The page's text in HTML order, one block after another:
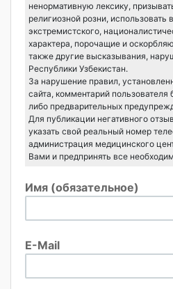
ненормативную лексику,
религиозной розни, использовать
экстремистского,
характера, порочащие и
также другие высказывания,
Республики Узбекистан.
За нарушение правил,
сайта, комментарий пользователя
либо предварительных
Для публикации негативного
указать свой реальный номер
администрация медицинского
Вами и предпринять все
Имя (обязательное)
E-Mail